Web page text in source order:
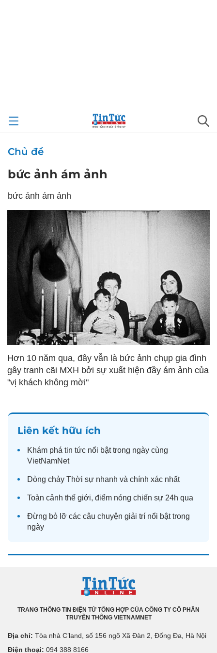
Chủ đề
bức ảnh ám ảnh
bức ảnh ám ảnh
Hơn 10 năm qua, đây vẫn là bức ảnh chụp gia đình
gây tranh cãi MXH bởi sự xuất hiện đầy ám ảnh của
"vị khách không mời"
Liên kết hữu ích
Khám phá tin tức nổi bật trong ngày cùng
VietNamNet
Dòng chảy Thời sự nhanh và chính xác nhất
Toàn cảnh thế giới, điểm nóng chiến sự 24h qua
Đừng bỏ lỡ các câu chuyện giải trí nổi bật trong
ngày
TRANG THÔNG TIN ĐIỆN TỬ TỔNG HỢP CỦA CÔNG TY CỔ PHẦN
TRUYỀN THÔNG VIETNAMNET
Địa chỉ: Tòa nhà C’land, số 156 ngõ Xã Đàn 2, Đống Đa, Hà Nội
Điện thoại: 094 388 8166